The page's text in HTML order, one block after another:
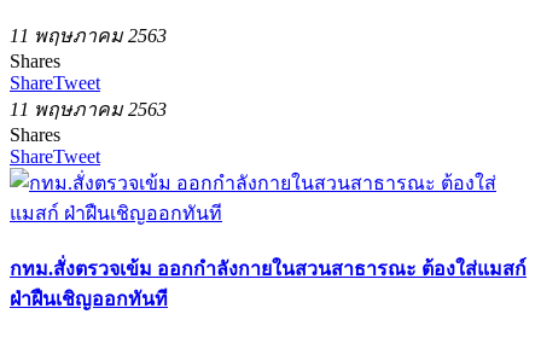
11 พฤษภาคม 2563
Shares
ShareTweet
11 พฤษภาคม 2563
Shares
ShareTweet
กทม.สั่งตรวจเข้ม ออกกำลังกายในสวนสาธารณะ ต้องใส่แมสก์
ฝ่าฝืนเชิญออกทันที